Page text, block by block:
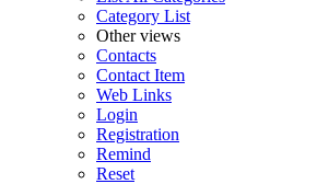
Category List
Other views
Contacts
Contact Item
Web Links
Login
Registration
Remind
Reset